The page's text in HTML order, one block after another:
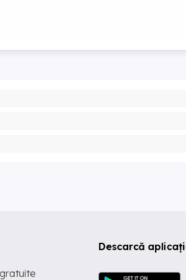
Descarcă